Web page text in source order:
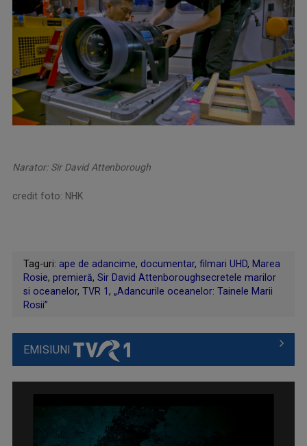
Narator: Sir David Attenborough
credit foto: NHK
Tag-uri: ape de adancime, documentar, filmari UHD, Marea
Rosie, premieră, Sir David Attenboroughsecretele marilor
si oceanelor, TVR 1 , „Adancurile oceanelor: Tainele Marii
Rosii”
EMISIUNI